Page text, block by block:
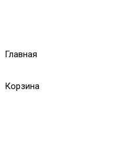
Главная
Корзина